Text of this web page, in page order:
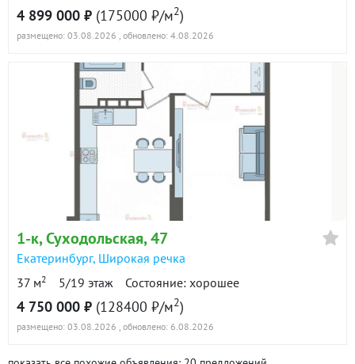
4 899 000 ₽ (175000 ₽/м2)
размещено: 03.08.2026 , обновлено: 4.08.2026
1-к, Суходольская, 47
Екатеринбург, Широкая речка
37 м2 5/19 этаж Состояние: хорошее
4 750 000 ₽ (128400 ₽/м2)
размещено: 03.08.2026 , обновлено: 6.08.2026